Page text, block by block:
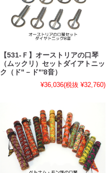
【531-Ｆ】オーストリアの口琴
（ムックリ）セットダイアトニッ
ク（ド"－ド"'8音）
¥36,036(税抜 ¥32,760)